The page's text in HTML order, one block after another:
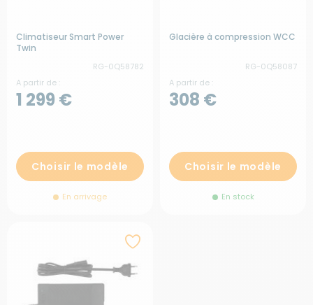
Climatiseur Smart Power
Twin
RG-0Q58782
A partir de :
1 299 €
Choisir le modèle
En arrivage
Glacière à compression WCC
RG-0Q58087
A partir de :
308 €
Choisir le modèle
En stock